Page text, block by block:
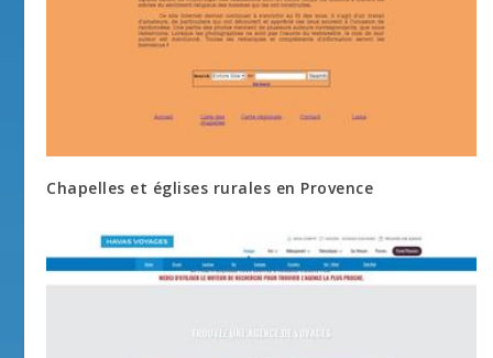
Chapelles et églises rurales en Provence